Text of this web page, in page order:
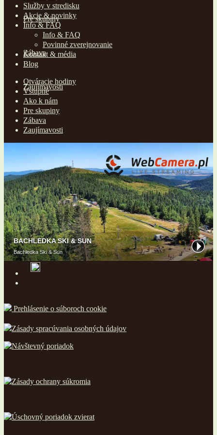
Pre skupiny
Zábava
Zaujímavosti
Služby v stredisku
Akcie & novinky
Info & FAQ
Info & FAQ
Povinné zverejnovanie
Kontakt & média
Blog
Otváracie hodiny
Vstupné
Ako k nám
Pre skupiny
Zábava
Zaujímavosti
Prehlásenie o súboroch cookie
Zásady spracúvania osobných údajov
Návštevný poriadok
Zásady ochrany súkromia
Úschovný poriadok zvierat